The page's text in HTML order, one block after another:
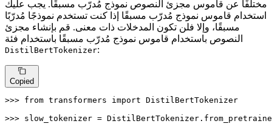
مختلفًا عن قاموس مجزئ النصوص نموذج مُدرّب مسبقًا. يجب عليك
استخدام قاموس نموذج مُدرّب مسبقًا إذا كنت تستخدم نموذجًا مُدرّبًا
مسبقًا، وإلا فلن تكون المدخلات ذات معنى. قم بإنشاء مجزئ
النصوص باستخدام قاموس نموذج مُدرّب مسبقًا باستخدام فئة
DistilBertTokenizer:
Copied
>>> from transformers import DistilBertTokenizer
>>> slow_tokenizer =